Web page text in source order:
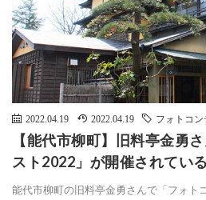
2022.04.19 2022.04.19 フォトコン
【能代市柳町】旧料亭金勇
スト2022」が開催されてい
能代市柳町の旧料亭金勇さんで「フォト